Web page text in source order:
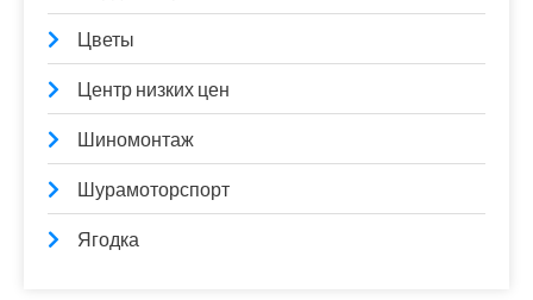
Цветы
Центр низких цен
Шиномонтаж
Шурамоторспорт
Ягодка